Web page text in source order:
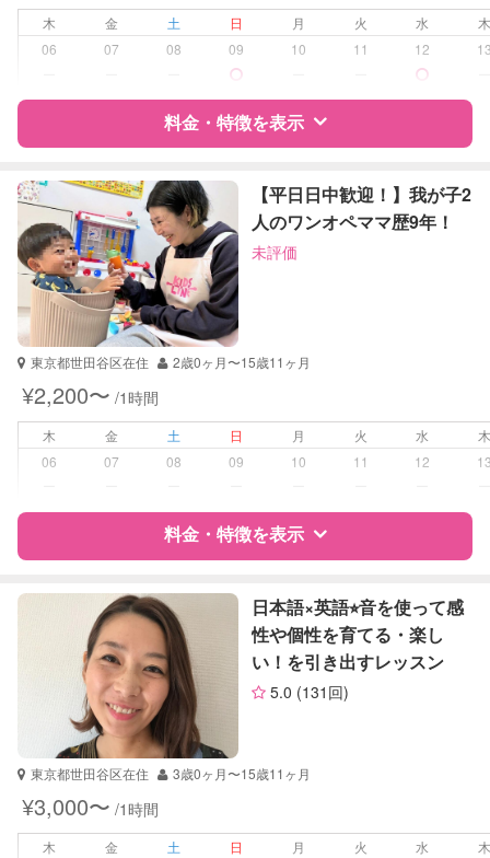
受験対策 小学校受験
なし
なし
木 金 土 日 月 火 水
06
07 08 09 10 11 12
料金・特徴を表示
特徴 料金 レビュー
サポートの特徴
資格
企業型割引対象(旧内閣府補助対象)
自治体届出済ベビーシッター
高校受験
大学受験
中学生
高校生
国語
TOEFL
英検
【平日日中歓迎！】我が子2
人のワンオペママ歴9年！
未評価
東京都世田谷区在住 2歳0ヶ月〜15歳11ヶ月
¥2,200〜 /1時間
木 金 土 日 月 火 水
06
07 08 09 10 11 12
料金・特徴を表示
特徴 料金 レビュー
サポートの特徴
保育士
学校/塾の補習・宿題 小学生
日本語×英語⭐︎音を使って感
性や個性を育てる・楽し
い！を引き出すレッスン
5.0 (131回)
東京都世田谷区在住 3歳0ヶ月〜15歳11ヶ月
¥3,000〜 /1時間
木 金 土 日 月 火 水